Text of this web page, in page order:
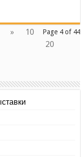
Page 4 of 44
»
10
20